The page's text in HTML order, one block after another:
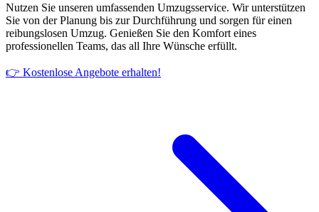
Nutzen Sie unseren umfassenden Umzugsservice. Wir unterstützen
Sie von der Planung bis zur Durchführung und sorgen für einen
reibungslosen Umzug. Genießen Sie den Komfort eines
professionellen Teams, das all Ihre Wünsche erfüllt.
👉 Kostenlose Angebote erhalten!